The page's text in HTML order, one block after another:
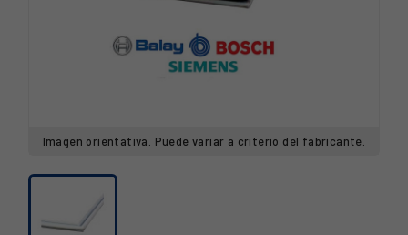
Imagen orientativa. Puede variar a criterio del fabricante.